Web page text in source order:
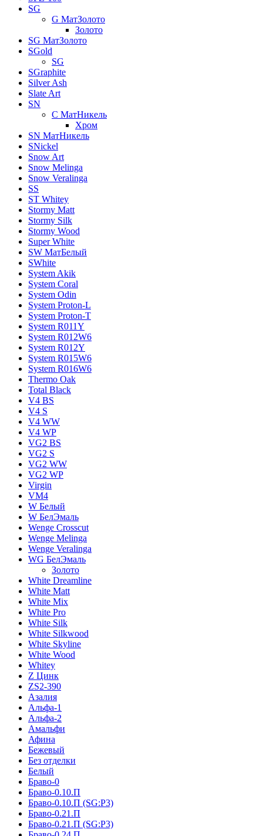
SG
G МатЗолото
Золото
SG МатЗолото
SGold
SG
SGraphite
Silver Ash
Slate Art
SN
C МатНикель
Хром
SN МатНикель
SNickel
Snow Art
Snow Melinga
Snow Veralinga
SS
ST Whitey
Stormy Matt
Stormy Silk
Stormy Wood
Super White
SW МатБелый
SWhite
System Akik
System Coral
System Odin
System Proton-L
System Proton-T
System R011Y
System R012W6
System R012Y
System R015W6
System R016W6
Thermo Oak
Total Black
V4 BS
V4 S
V4 WW
V4 WР
VG2 BS
VG2 S
VG2 WW
VG2 WР
Virgin
VM4
W Белый
W БелЭмаль
Wenge Crosscut
Wenge Melinga
Wenge Veralinga
WG БелЭмаль
Золото
White Dreamline
White Matt
White Mix
White Pro
White Silk
White Silkwood
White Skyline
White Wood
Whitey
Z Цинк
ZS2-390
Азалия
Альфа-1
Альфа-2
Амальфи
Афина
Бежевый
Без отделки
Белый
Браво-0
Браво-0.10.П
Браво-0.10.П (SG:P3)
Браво-0.21.П
Браво-0.21.П (SG:P3)